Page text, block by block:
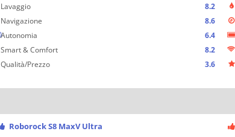
Lavaggio
8.2
Navigazione
8.6
Autonomia
6.4
Smart & Comfort
8.2
Qualità/Prezzo
3.6
Roborock S8 MaxV Ultra